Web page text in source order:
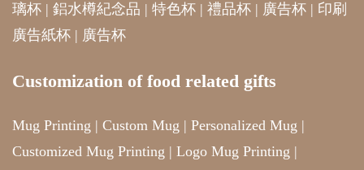
璃杯 | 鋁水樽紀念品 | 特色杯 | 禮品杯 | 廣告杯 | 印刷
廣告紙杯 | 廣告杯
Customization of food related gifts
Mug Printing | Custom Mug | Personalized Mug |
Customized Mug Printing | Logo Mug Printing |